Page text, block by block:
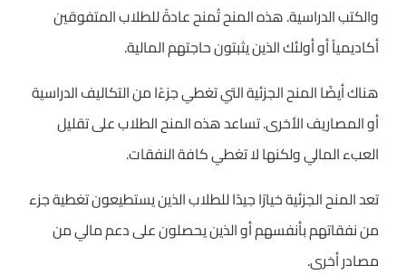
والكتب الدراسية. هذه المنح تُمنح عادةً للطلاب المتفوقين
أكاديمياً أو أولئك الذين يثبتون حاجتهم المالية.
هناك أيضًا المنح الجزئية التي تغطي جزءًا من التكاليف الدراسية
أو المصاريف الأخرى. تساعد هذه المنح الطلاب على تقليل
العبء المالي ولكنها لا تغطي كافة النفقات.
تعد المنح الجزئية خيارًا جيدًا للطلاب الذين يستطيعون تغطية جزء
من نفقاتهم بأنفسهم أو الذين يحصلون على دعم مالي من
مصادر أخرى.